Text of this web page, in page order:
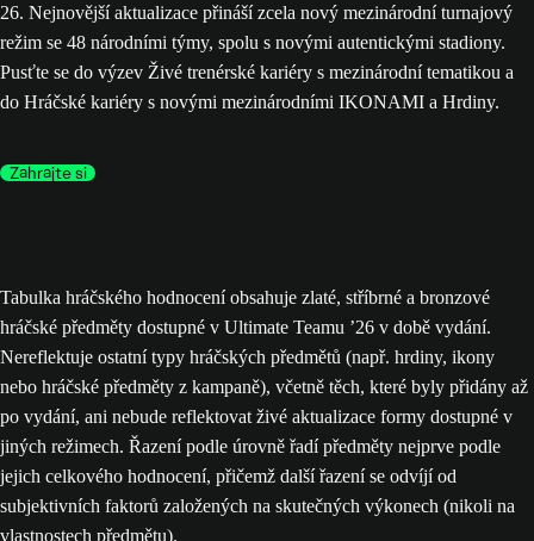
26. Nejnovější aktualizace přináší zcela nový mezinárodní turnajový
režim se 48 národními týmy, spolu s novými autentickými stadiony.
Pusťte se do výzev Živé trenérské kariéry s mezinárodní tematikou a
do Hráčské kariéry s novými mezinárodními IKONAMI a Hrdiny.
Zahrajte si
Tabulka hráčského hodnocení obsahuje zlaté, stříbrné a bronzové
hráčské předměty dostupné v Ultimate Teamu ’26 v době vydání.
Nereflektuje ostatní typy hráčských předmětů (např. hrdiny, ikony
nebo hráčské předměty z kampaně), včetně těch, které byly přidány až
po vydání, ani nebude reflektovat živé aktualizace formy dostupné v
jiných režimech. Řazení podle úrovně řadí předměty nejprve podle
jejich celkového hodnocení, přičemž další řazení se odvíjí od
subjektivních faktorů založených na skutečných výkonech (nikoli na
vlastnostech předmětu).